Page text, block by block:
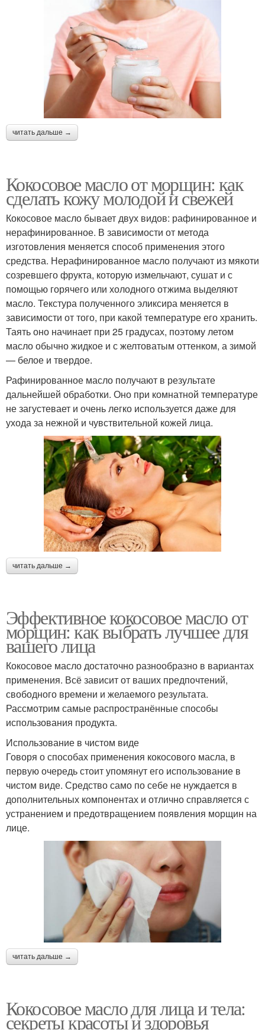
читать дальше →
Кокосовое масло от морщин: как
сделать кожу молодой и свежей
Кокосовое масло бывает двух видов: рафинированное и
нерафинированное. В зависимости от метода
изготовления меняется способ применения этого
средства. Нерафинированное масло получают из мякоти
созревшего фрукта, которую измельчают, сушат и с
помощью горячего или холодного отжима выделяют
масло. Текстура полученного эликсира меняется в
зависимости от того, при какой температуре его хранить.
Таять оно начинает при 25 градусах, поэтому летом
масло обычно жидкое и с желтоватым оттенком, а зимой
— белое и твердое.
Рафинированное масло получают в результате
дальнейшей обработки. Оно при комнатной температуре
не загустевает и очень легко используется даже для
ухода за нежной и чувствительной кожей лица.
читать дальше →
Эффективное кокосовое масло от
морщин: как выбрать лучшее для
вашего лица
Кокосовое масло достаточно разнообразно в вариантах
применения. Всё зависит от ваших предпочтений,
свободного времени и желаемого результата.
Рассмотрим самые распространённые способы
использования продукта.
Использование в чистом виде
Говоря о способах применения кокосового масла, в
первую очередь стоит упомянут его использование в
чистом виде. Средство само по себе не нуждается в
дополнительных компонентах и отлично справляется с
устранением и предотвращением появления морщин на
лице.
читать дальше →
Кокосовое масло для лица и тела:
секреты красоты и здоровья